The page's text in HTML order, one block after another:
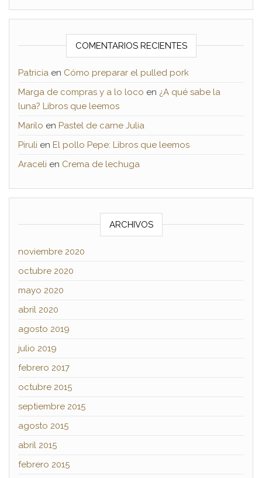
COMENTARIOS RECIENTES
Patricia en Cómo preparar el pulled pork
Marga de compras y a lo loco en ¿A qué sabe la
luna? Libros que leemos
Marilo en Pastel de carne Julia
Piruli en El pollo Pepe: Libros que leemos
Araceli en Crema de lechuga
ARCHIVOS
noviembre 2020
octubre 2020
mayo 2020
abril 2020
agosto 2019
julio 2019
febrero 2017
octubre 2015
septiembre 2015
agosto 2015
abril 2015
febrero 2015